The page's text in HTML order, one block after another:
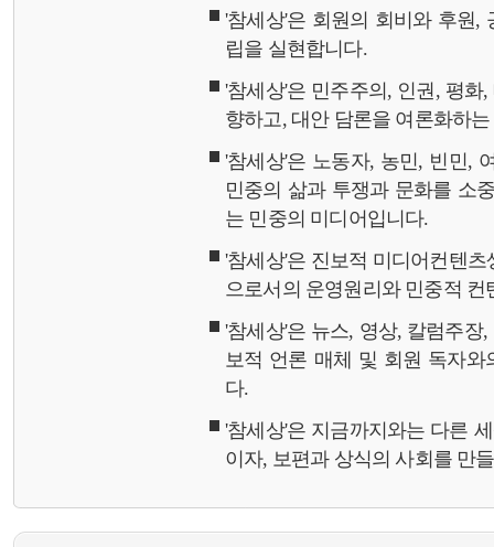
'참세상'은 회원의 회비와 후원,
립을 실현합니다.
'참세상'은 민주주의, 인권, 평
향하고, 대안 담론을 여론화하
'참세상'은 노동자, 농민, 빈민,
민중의 삶과 투쟁과 문화를 소
는 민중의 미디어입니다.
'참세상'은 진보적 미디어컨텐
으로서의 운영원리와 민중적
'참세상'은 뉴스, 영상, 칼럼주
보적 언론 매체 및 회원 독자와
다.
'참세상'은 지금까지와는 다른
이자, 보편과 상식의 사회를 만